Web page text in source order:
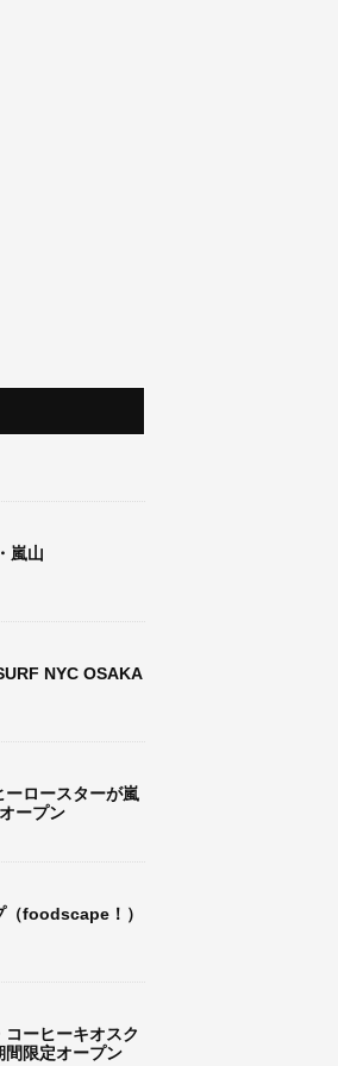
嵐山
NYC OSAKA
ーロースターが嵐
ープン
（foodscape！）
ーヒーキオスク
間限定オープン